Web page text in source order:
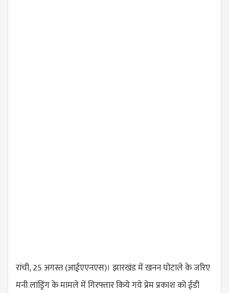
रांची, 25 अगस्त (आईएएनएस)। झारखंड में खनन घोटाले के जरिए
मनी लांड्रिंग के मामले में गिरफ्तार किये गये प्रेम प्रकाश को ईडी